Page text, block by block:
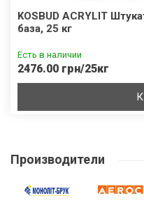
KOSBUD ACRYLIT
база, 25 кг
Есть в наличии
2476.00 грн/25кг
Производители